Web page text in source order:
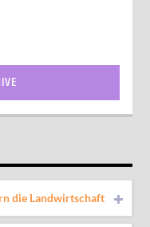
die Landwirtschaft